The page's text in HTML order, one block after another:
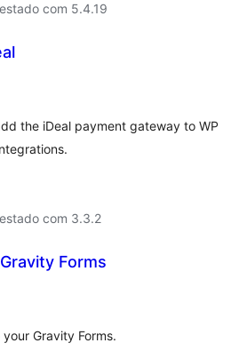
com 5.4.19
the iDeal payment gateway to WP
com 3.3.2
Forms
Gravity Forms.